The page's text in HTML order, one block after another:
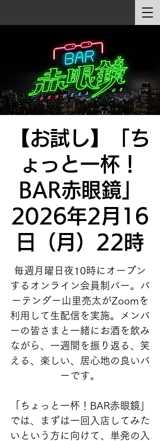
【お試し】「ち
ょっと一杯！
BAR赤眼鏡」
2026年2月16
日（月）22時
毎週月曜日夜10時にオープン
するオンライン会員制バー。バ
ーテンダー山里亮太がZoomを
利用して生配信を実施。メンバ
ーの皆さまと一緒にお酒を飲み
ながら、一週間を振り返る、笑
える、楽しい、居心地の良いバ
ーです。
「ちょっと一杯！BAR赤眼鏡」
では、まずは一回入店してみた
いという方に向けて、単発の入